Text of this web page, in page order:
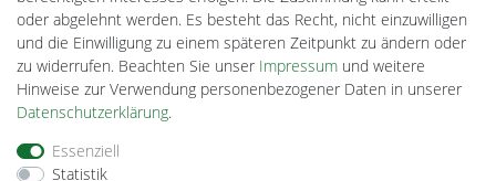
FORTIMO LEDs
Cardanlight-Shop
Wallbox24
Impressum
oder abgelehnt werden. Es besteht das Recht, nicht einzuwilligen
und die Einwilligung zu einem späteren Zeitpunkt zu ändern oder
zu widerrufen. Beachten Sie unser Impressum und weitere
Hinweise zur Verwendung personenbezogener Daten in unserer
Daten­schutz­erklärung.
Essenziell
Statistik